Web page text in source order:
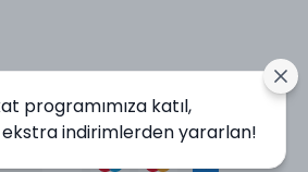
programımıza katıl,
indirimlerden yararlan!